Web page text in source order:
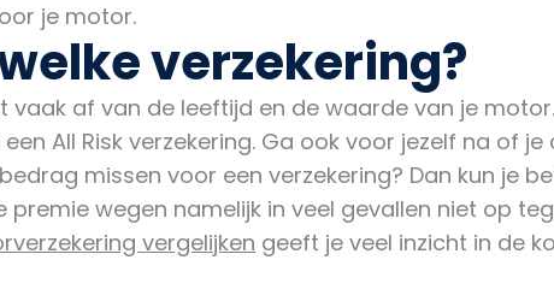
je motor.
verzekering?
af van de leeftijd en de waarde van je
All Risk verzekering. Ga ook voor jezelf na of
missen voor een verzekering? Dan kun je
premie wegen namelijk in veel gevallen niet op
vergelijken geeft je veel inzicht in de